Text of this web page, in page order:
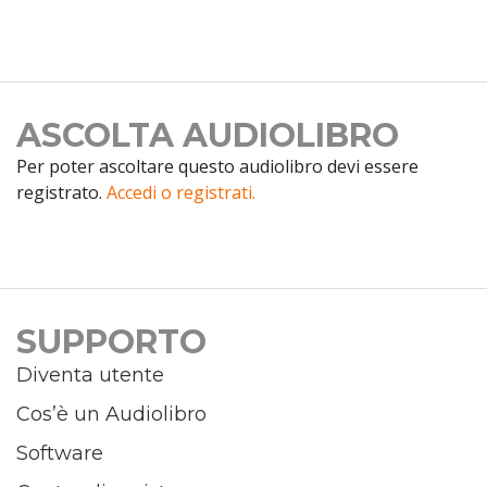
ASCOLTA AUDIOLIBRO
Per poter ascoltare questo audiolibro devi essere
registrato. Accedi o registrati.
SUPPORTO
Diventa utente
Cos’è un Audiolibro
Software